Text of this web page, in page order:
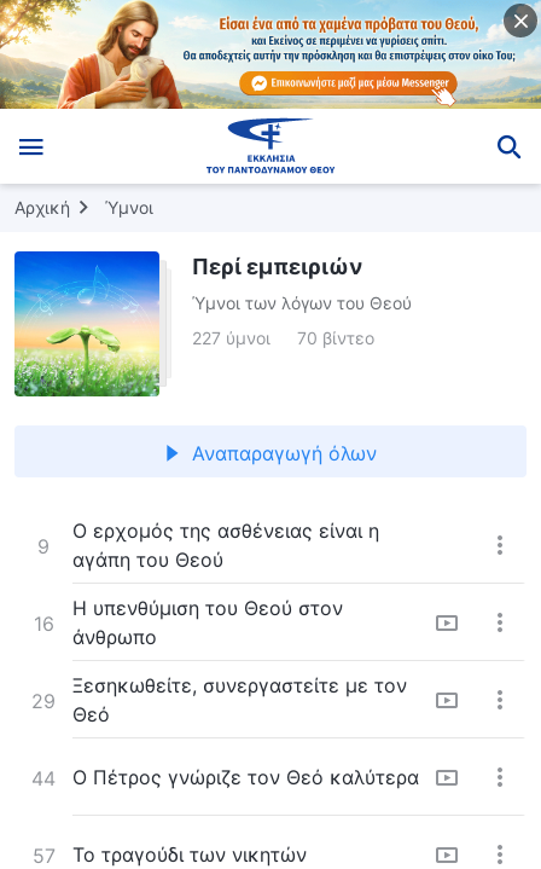
Αρχική Ύμνοι
Περί εμπειριών
Ύμνοι των λόγων του Θεού
227 ύμνοι
70 βίντεο
Αναπαραγωγή όλων
9
Ο ερχομός της ασθένειας είναι η
αγάπη του Θεού
16
Η υπενθύμιση του Θεού στον
άνθρωπο
29
Ξεσηκωθείτε, συνεργαστείτε με τον
Θεό
44 Ο Πέτρος γνώριζε τον Θεό καλύτερα
57 Το τραγούδι των νικητών